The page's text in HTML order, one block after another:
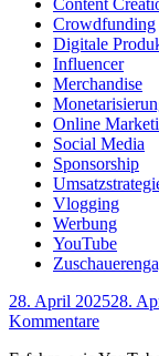
Content
Crowdfunding
Digitale
Influencer
Merchandise
Online
Social Media
Sponsorship
Vlogging
Werbung
YouTube
28. April 202528.
Kommentare